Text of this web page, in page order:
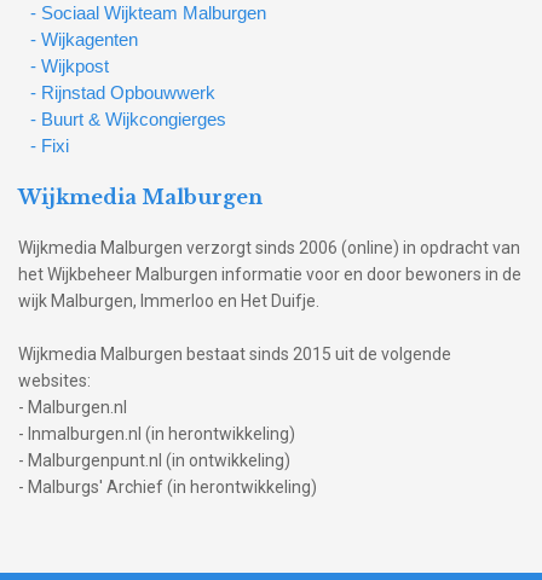
- Sociaal Wijkteam Malburgen
- Wijkagenten
- Wijkpost
- Rijnstad Opbouwwerk
- Buurt & Wijkcongierges
- Fixi
Wijkmedia Malburgen
Wijkmedia Malburgen verzorgt sinds 2006 (online) in opdracht van
het Wijkbeheer Malburgen informatie voor en door bewoners in de
wijk Malburgen, Immerloo en Het Duifje.
Wijkmedia Malburgen bestaat sinds 2015 uit de volgende
websites:
- Malburgen.nl
- Inmalburgen.nl (in herontwikkeling)
- Malburgenpunt.nl (in ontwikkeling)
- Malburgs' Archief (in herontwikkeling)